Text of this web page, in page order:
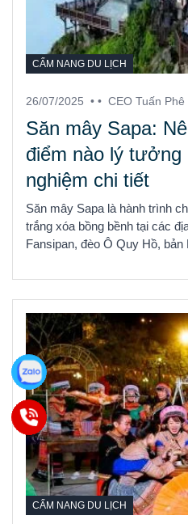
CẨM NANG DU LỊCH
26/07/2025 • • CEO Tuấn Phê
Săn mây Sapa:
điểm nào lý tưởng
nghiệm chi tiết
Săn mây Sapa là hành trình
trắng xóa bồng bềnh tại các
Fansipan, đèo Ô Quy Hồ,
CẨM NANG DU LỊCH